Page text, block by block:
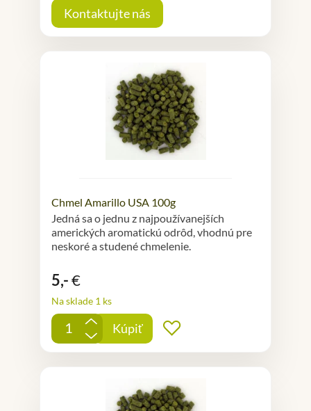
Kontaktujte nás
Chmel Amarillo USA 100g
Jedná sa o jednu z najpoužívanejších
amerických aromatickú odrôd, vhodnú pre
neskoré a studené chmelenie.
5,-€
Na sklade 1 ks
+
-
Kúpiť